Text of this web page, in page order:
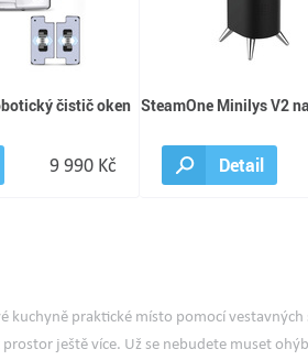
čistič oken
9 990 Kč
SteamOne Minilys V2
Detail
kuchyně praktické místo pomocí
ještě více. Už se nebudete muset